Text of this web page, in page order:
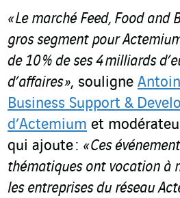
« Le marché Feed, Food and
gros segment pour
de 10 % de ses 4 milliards
d’affaires », souligne
Business Support &
d’Actemium et
qui ajoute : « Ces
thématiques ont vocation à
les entreprises du réseau